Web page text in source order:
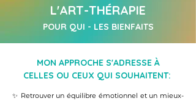
images intérieures, vos parts oubliées, pour
rencontrer, avec douceur, votre enfant
intérieur.
Je vous accompagne dans la signification de
vos messages créatifs inconscients, celui que
Tout au long du processus, je vous guide par
des visualisations, des questions de
L'ART-THÉRAPIE
POUR QUI - LES BIENFAITS
MON APPROCHE S'ADRESSE À
CELLES OU CEUX QUI SOUHAITENT:
✨ Retrouver un équilibre émotionnel et un mieux-